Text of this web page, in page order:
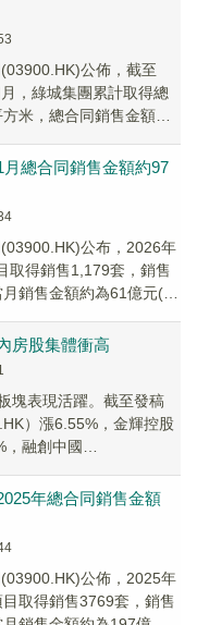
公佈，截至
，綠城集團累計取得總
米，總合同銷售金額約
總合同銷售金額約97
(03900.HK)公布，2026年
取得銷售1,179套，銷售
銷售金額約為61億元(人
房股集體衝高
塊表現活躍。截至發稿
）漲6.55%，金輝控股
，融創中國
年總合同銷售金額
(03900.HK)公佈，2025年
取得銷售3769套，銷售